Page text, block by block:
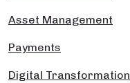
Asset Management
Payments
Digital Transformation